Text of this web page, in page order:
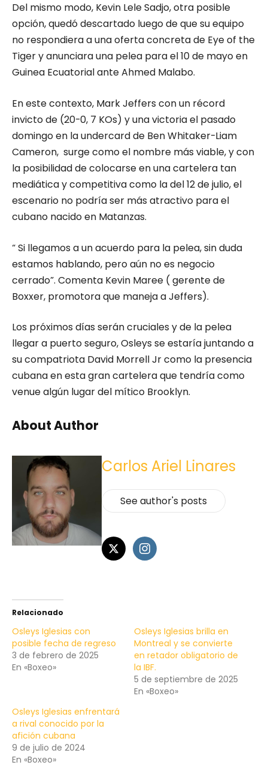
Del mismo modo, Kevin Lele Sadjo, otra posible
opción, quedó descartado luego de que su equipo
no respondiera a una oferta concreta de Eye of the
Tiger y anunciara una pelea para el 10 de mayo en
Guinea Ecuatorial ante Ahmed Malabo.
En este contexto, Mark Jeffers con un récord
invicto de (20-0, 7 KOs) y una victoria el pasado
domingo en la undercard de Ben Whitaker-Liam
Cameron, surge como el nombre más viable, y con
la posibilidad de colocarse en una cartelera tan
mediática y competitiva como la del 12 de julio, el
escenario no podría ser más atractivo para el
cubano nacido en Matanzas.
“ Si llegamos a un acuerdo para la pelea, sin duda
estamos hablando, pero aún no es negocio
cerrado”. Comenta Kevin Maree ( gerente de
Boxxer, promotora que maneja a Jeffers).
Los próximos días serán cruciales y de la pelea
llegar a puerto seguro, Osleys se estaría juntando a
su compatriota David Morrell Jr como la presencia
cubana en esta gran cartelera que tendría como
venue algún lugar del mítico Brooklyn.
About Author
Carlos Ariel Linares
See author's posts
Relacionado
Osleys Iglesias con
posible fecha de regreso
3 de febrero de 2025
En «Boxeo»
Osleys Iglesias brilla en
Montreal y se convierte
en retador obligatorio de
la IBF.
5 de septiembre de 2025
En «Boxeo»
Osleys Iglesias enfrentará
a rival conocido por la
afición cubana
9 de julio de 2024
En «Boxeo»